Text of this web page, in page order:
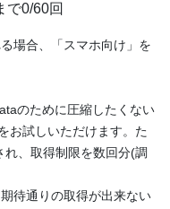
で0/60回
場合、「スマホ向け」を
のために圧縮したくない
お試しいただけます。た
、取得制限を数回分(調
待通りの取得が出来ない